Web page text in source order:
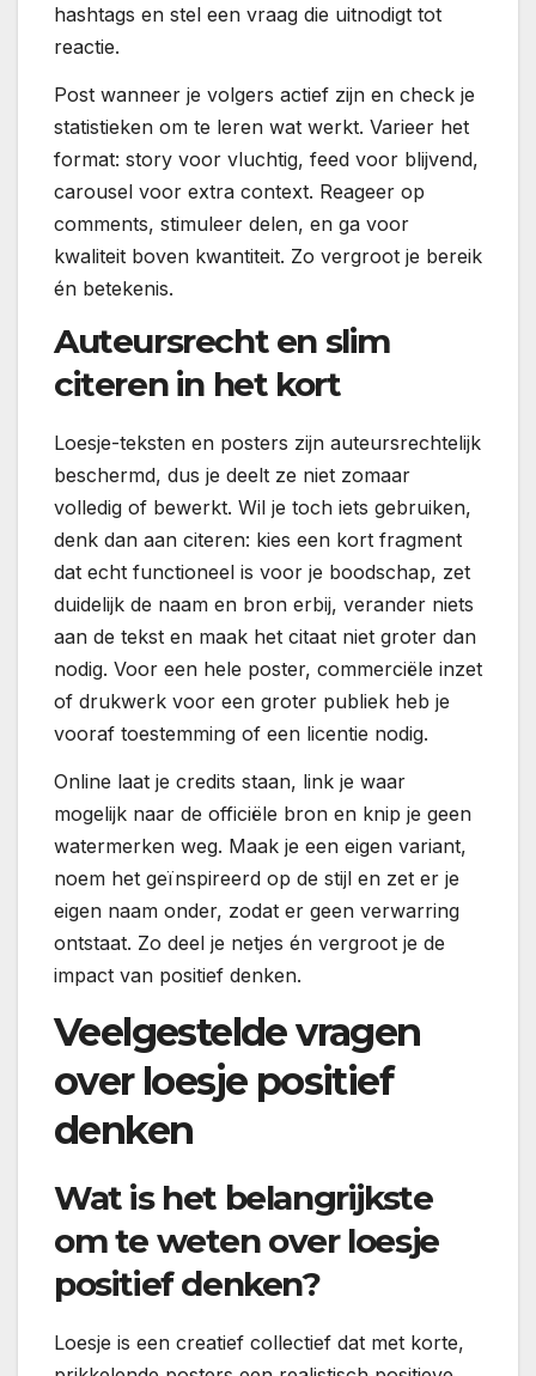
hashtags en stel een vraag die uitnodigt tot
reactie.
Post wanneer je volgers actief zijn en check je
statistieken om te leren wat werkt. Varieer het
format: story voor vluchtig, feed voor blijvend,
carousel voor extra context. Reageer op
comments, stimuleer delen, en ga voor
kwaliteit boven kwantiteit. Zo vergroot je bereik
én betekenis.
Auteursrecht en slim
citeren in het kort
Loesje-teksten en posters zijn auteursrechtelijk
beschermd, dus je deelt ze niet zomaar
volledig of bewerkt. Wil je toch iets gebruiken,
denk dan aan citeren: kies een kort fragment
dat echt functioneel is voor je boodschap, zet
duidelijk de naam en bron erbij, verander niets
aan de tekst en maak het citaat niet groter dan
nodig. Voor een hele poster, commerciële inzet
of drukwerk voor een groter publiek heb je
vooraf toestemming of een licentie nodig.
Online laat je credits staan, link je waar
mogelijk naar de officiële bron en knip je geen
watermerken weg. Maak je een eigen variant,
noem het geïnspireerd op de stijl en zet er je
eigen naam onder, zodat er geen verwarring
ontstaat. Zo deel je netjes én vergroot je de
impact van positief denken.
Veelgestelde vragen
over loesje positief
denken
Wat is het belangrijkste
om te weten over loesje
positief denken?
Loesje is een creatief collectief dat met korte,